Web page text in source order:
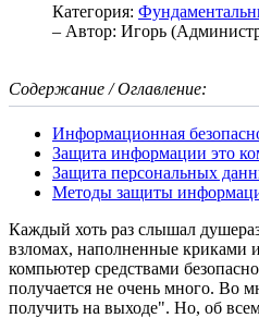
Категория:
– Автор: Игорь
Содержание / Оглавление:
Информационная
Защита информации это
Защита персональных
Методы защиты
Каждый хоть раз слышал
взломах, наполненные криками
компьютер средствами
получается не очень много. Во
получить на выходе". Но, об